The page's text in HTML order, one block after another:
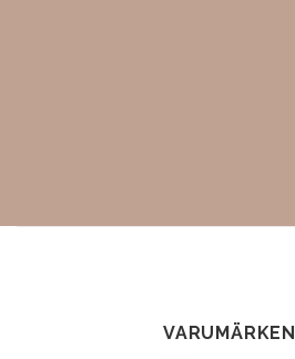
VARUMÄRKEN